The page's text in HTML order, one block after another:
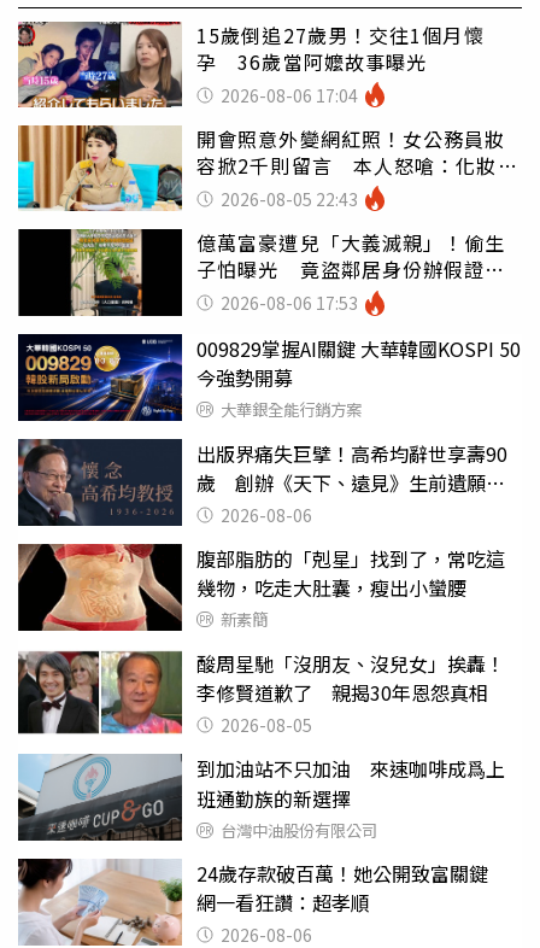
15歲倒追27歲男！交往1個月懷
孕 36歲當阿嬤故事曝光
2026-08-06 17:04
開會照意外變網紅照！女公務員妝
容掀2千則留言 本人怒嗆：化妝有
錯嗎2026-08-05 22:43
億萬富豪遭兒「大義滅親」！偷生
子怕曝光 竟盜鄰居身份辦假證落
戶 2026-08-06 17:53
009829掌握AI關鍵 大華韓國KOSPI 50
今強勢開募
大華銀全能行銷方案
出版界痛失巨擘！高希均辭世享壽90
歲 創辦《天下、遠見》生前遺願曝
光 2026-08-06
腹部脂肪的「剋星」找到了，常吃這
幾物，吃走大肚囊，瘦出小蠻腰
新素簡
酸周星馳「沒朋友、沒兒女」挨轟！
李修賢道歉了 親揭30年恩怨真相
2026-08-05
到加油站不只加油 來速咖啡成爲上
班通勤族的新選擇
台灣中油股份有限公司
24歲存款破百萬！她公開致富關鍵
網一看狂讚：超孝順
2026-08-06